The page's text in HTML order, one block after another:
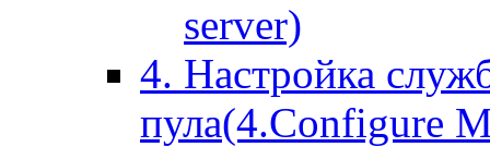
server)
4. Настройка
пула(4.Configure